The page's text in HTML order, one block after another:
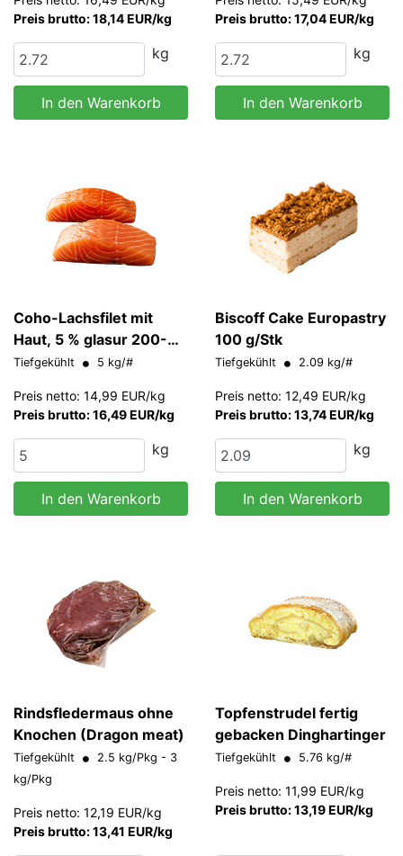
Preis brutto: 18,14 EUR/kg
kg
In den Warenkorb
Preis brutto: 17,04 EUR/kg
kg
In den Warenkorb
Coho-Lachsfilet mit
Haut, 5 % glasur 200-
220 g/Stk
Tiefgekühlt 5 kg/#
Preis netto: 14,99 EUR/kg
Preis brutto: 16,49 EUR/kg
kg
In den Warenkorb
Biscoff Cake Europastry
100 g/Stk
Tiefgekühlt 2.09 kg/#
Preis netto: 12,49 EUR/kg
Preis brutto: 13,74 EUR/kg
kg
In den Warenkorb
Rindsfledermaus ohne
Knochen (Dragon meat)
Tiefgekühlt
2.5 kg/Pkg - 3
kg/Pkg
Preis netto: 12,19 EUR/kg
Preis brutto: 13,41 EUR/kg
Topfenstrudel fertig
gebacken Dinghartinger
Tiefgekühlt 5.76 kg/#
Preis netto: 11,99 EUR/kg
Preis brutto: 13,19 EUR/kg